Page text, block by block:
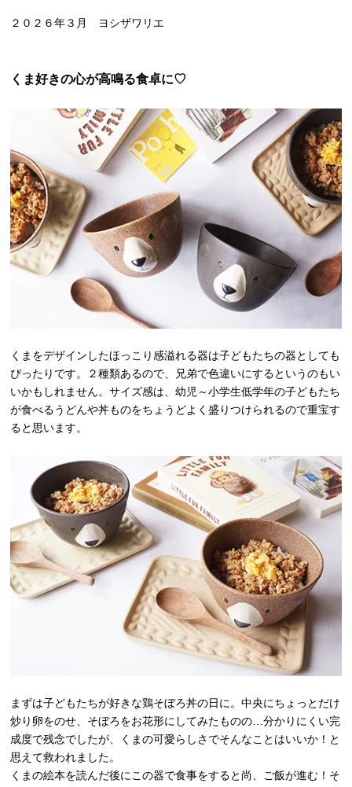
２０２６年３月 ヨシザワリエ
くま好きの心が高鳴る食卓に♡
くまをデザインしたほっこり感溢れる器は子どもたちの器としても
ぴったりです。２種類あるので、兄弟で色違いにするというのもい
いかもしれません。サイズ感は、幼児～小学生低学年の子どもたち
が食べるうどんや丼ものをちょうどよく盛りつけられるので重宝す
ると思います。
まずは子どもたちが好きな鶏そぼろ丼の日に。中央にちょっとだけ
炒り卵をのせ、そぼろをお花形にしてみたものの…分かりにくい完
成度で残念でしたが、くまの可愛らしさでそんなことはいいか！と
思えて救われました。
くまの絵本を読んだ後にこの器で食事をすると尚、ご飯が進む！そ